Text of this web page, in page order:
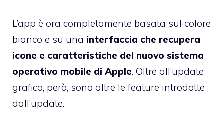
L’app è ora completamente basata sul colore
bianco e su una interfaccia che recupera
icone e caratteristiche del nuovo sistema
operativo mobile di Apple. Oltre all’update
grafico, però, sono altre le feature introdotte
dall’update.